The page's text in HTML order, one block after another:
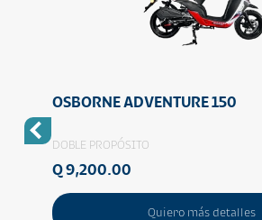
OSBORNE ADVENTURE 150
DOBLE PROPÓSITO
Q 9,200.00
Quiero más detalles